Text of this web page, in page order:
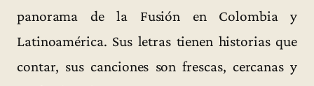
panorama de la Fusión en Colombia y
Latinoamérica. Sus letras tienen historias que
contar, sus canciones son frescas, cercanas y